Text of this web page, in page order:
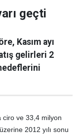
geçti
Kasım ayı
gelirleri 2
ciro ve 33,4 milyon
2012 yılı sonu